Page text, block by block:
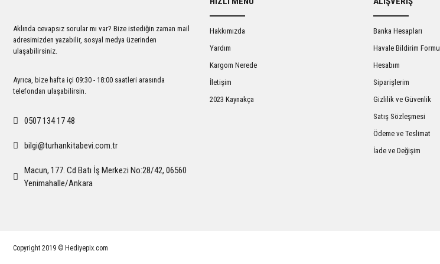
Ürün fiyatı diğer sitelerden daha pahalı.
Bu ürüne benzer farklı alternatifler olmalı.
Gönder
Aklında cevapsız sorular mı var? Bize istediğin zaman mail
adresimizden yazabilir, sosyal medya üzerinden
ulaşabilirsiniz.
Ayrıca, bize hafta içi 09:30 - 18:00 saatleri arasında
telefondan ulaşabilirsin.
0507 134 17 48
bilgi@turhankitabevi.com.tr
Macun, 177. Cd Batı İş Merkezi No:28/42, 06560
Yenimahalle/Ankara
Hakkımızda
Yardım
Kargom Nerede
İletişim
2023 Kaynakça
Banka Hesapları
Havale Bildirim Formu
Hesabım
Siparişlerim
Gizlilik ve Güvenlik
Satış Sözleşmesi
Ödeme ve Teslimat
İade ve Değişim
Copyright 2019 © Hediyepix.com